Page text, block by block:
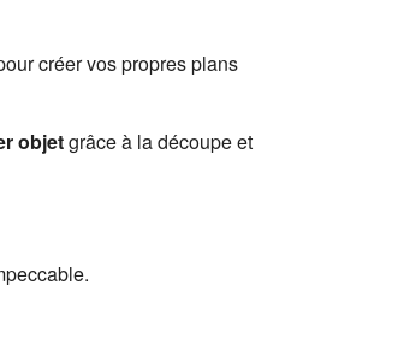
créer vos propres plans
objetgrâce à la découpe et